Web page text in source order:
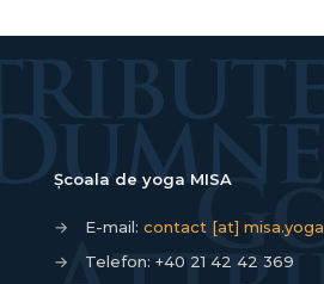
Școala de yoga MISA
→ E-mail: contact [at] misa.yoga
→
Telefon: +40 21 42 42 369